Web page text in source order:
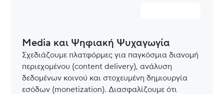
Media και Ψηφιακή Ψυχαγωγία
Σχεδιάζουμε πλατφόρμες για παγκόσμια διανομή
περιεχομένου (content delivery), ανάλυση
δεδομένων κοινού και στοχευμένη δημιουργία
εσόδων (monetization). Διασφαλίζουμε ότι